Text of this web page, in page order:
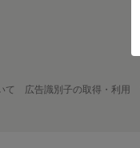
て 広告識別子の取得・利用